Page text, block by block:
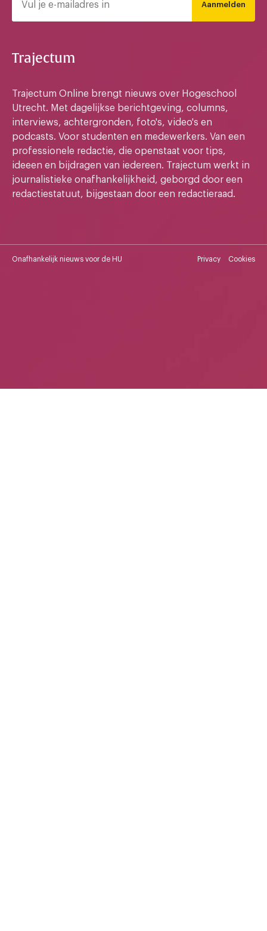
Aanmelden
Trajectum
Trajectum Online brengt nieuws over Hogeschool
Utrecht. Met dagelijkse berichtgeving, columns,
interviews, achtergronden, foto's, video's en
podcasts. Voor studenten en medewerkers. Van een
professionele redactie, die openstaat voor tips,
ideeen en bijdragen van iedereen. Trajectum werkt in
journalistieke onafhankelijkheid, geborgd door een
redactiestatuut, bijgestaan door een redactieraad.
Onafhankelijk nieuws voor de HU Privacy Cookies